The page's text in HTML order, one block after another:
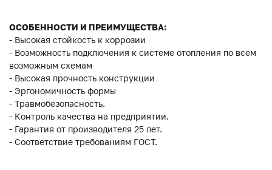
ОСОБЕННОСТИ И ПРЕИМУЩЕСТВА:
- Высокая стойкость к коррозии
- Возможность подключения к системе отопления по всем
возможным схемам
- Высокая прочность конструкции
- Эргономичность формы
- Травмобезопасность.
- Контроль качества на предприятии.
- Гарантия от производителя 25 лет.
- Соответствие требованиям ГОСТ.